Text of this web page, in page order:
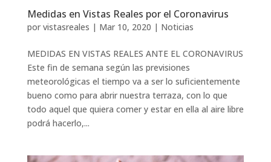
Medidas en Vistas Reales por el Coronavirus
por vistasreales | Mar 10, 2020 | Noticias
MEDIDAS EN VISTAS REALES ANTE EL CORONAVIRUS
Este fin de semana según las previsiones
meteorológicas el tiempo va a ser lo suficientemente
bueno como para abrir nuestra terraza, con lo que
todo aquel que quiera comer y estar en ella al aire libre
podrá hacerlo,...